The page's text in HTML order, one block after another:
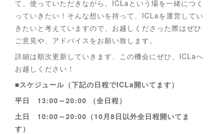
て、使っていただきながら、ICLaという場を一緒につく
っていきたい！そんな想いを持って、ICLaを運営してい
きたいと考えていますので、お越しくださった際はぜひ
ご意見や、アドバイスをお願い致します。
詳細は順次更新していきます、この機会にぜひ、ICLaへ
お越しください！
■スケジュール（下記の日程でICLa開いてます）
平日 13:00～20:00 （全日程）
土日 10:00～20:00（10月8日以外全日程開いてま
す）